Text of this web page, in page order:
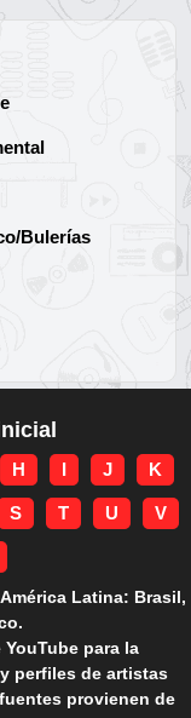
Bulerías
H I J K
S T U V
Latina: Brasil,
para la
perfiles de artistas
provienen de